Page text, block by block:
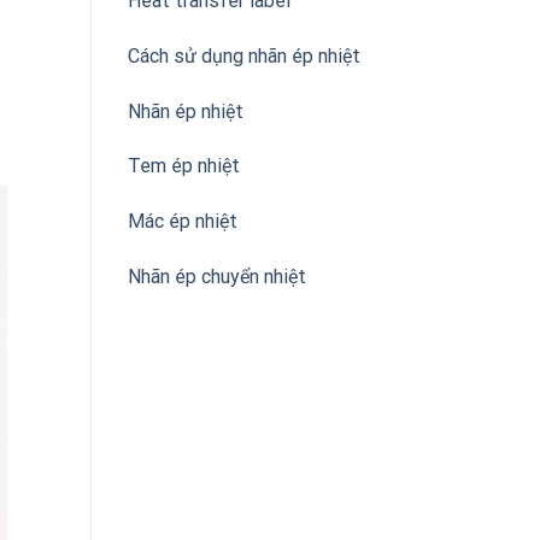
Cách sử dụng nhãn ép nhiệt
Nhãn ép nhiệt
Tem ép nhiệt
Mác ép nhiệt
Nhãn ép chuyển nhiệt